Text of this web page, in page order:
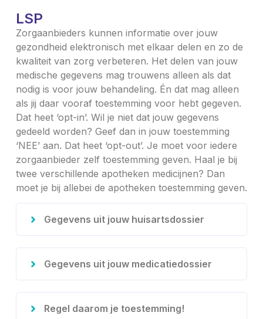
LSP
Zorgaanbieders kunnen informatie over jouw
gezondheid elektronisch met elkaar delen en zo de
kwaliteit van zorg verbeteren. Het delen van jouw
medische gegevens mag trouwens alleen als dat
nodig is voor jouw behandeling. Én dat mag alleen
als jij daar vooraf toestemming voor hebt gegeven.
Dat heet ‘opt-in’. Wil je niet dat jouw gegevens
gedeeld worden? Geef dan in jouw toestemming
‘NEE’ aan. Dat heet ‘opt-out’. Je moet voor iedere
zorgaanbieder zelf toestemming geven. Haal je bij
twee verschillende apotheken medicijnen? Dan
moet je bij allebei de apotheken toestemming geven.
Gegevens uit jouw huisartsdossier
Gegevens uit jouw medicatiedossier
Regel daarom je toestemming!